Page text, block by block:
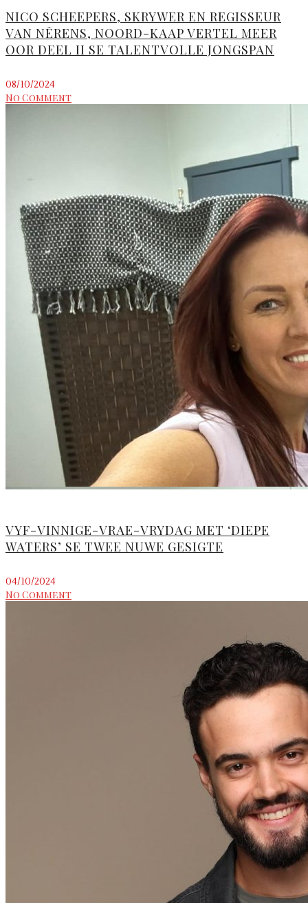
NICO SCHEEPERS, SKRYWER EN REGISSEUR
VAN NÊRENS, NOORD-KAAP VERTEL MEER
OOR DEEL II SE TALENTVOLLE JONGSPAN
08/10/2024
No Comment
VYF-VINNIGE-VRAE-VRYDAG MET ‘DIEPE
WATERS’ SE TWEE NUWE GESIGTE
04/10/2024
No Comment